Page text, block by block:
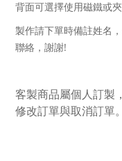
背面可選擇使用磁鐵或
製作請下單時備註姓名
聯絡，謝謝!
客製商品屬個人訂製
修改訂單與取消訂單。